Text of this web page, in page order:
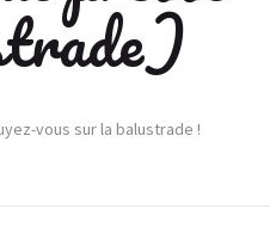
vous sur la balustrade !